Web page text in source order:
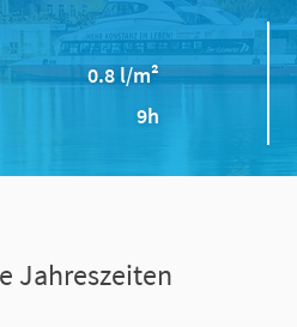
0.8 l/m²
9h
Jahreszeiten